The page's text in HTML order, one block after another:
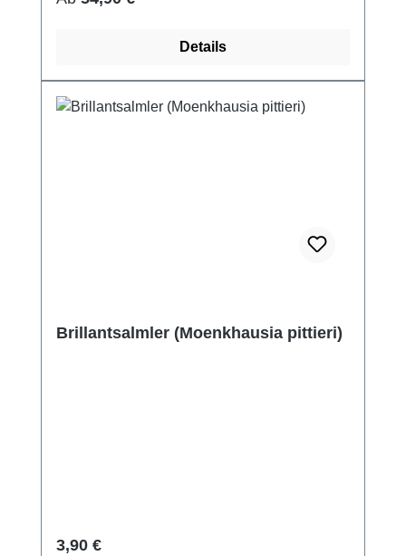
Details
Brillantsalmler (Moenkhausia pittieri)
Regulärer Preis:
3,90 €